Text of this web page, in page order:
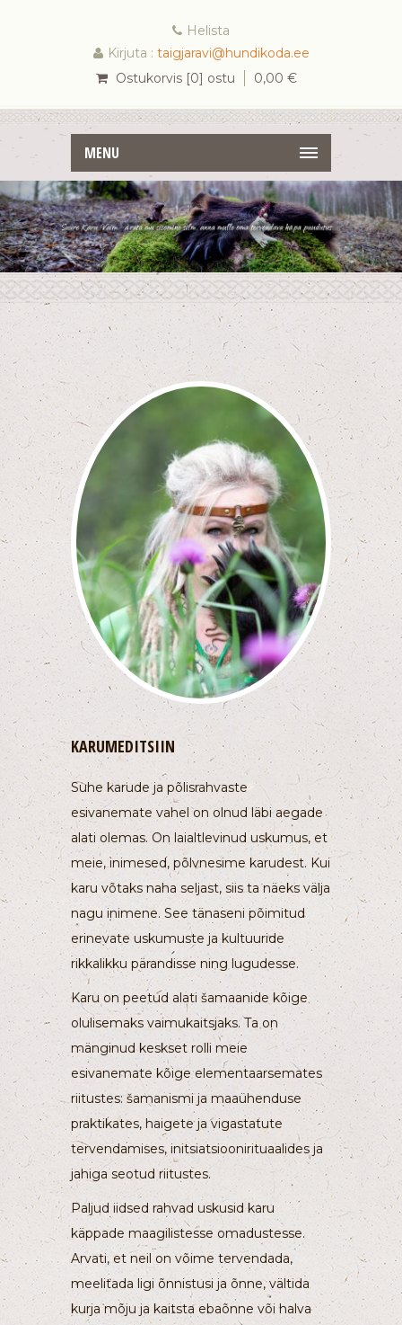
Helista
Kirjuta : taigjaravi@hundikoda.ee
Ostukorvis [0] ostu
0,00 €
MENU
KARUMEDITSIIN
Suhe karude ja põlisrahvaste
esivanemate vahel on olnud läbi aegade
alati olemas. On laialtlevinud uskumus, et
meie, inimesed, põlvnesime karudest. Kui
karu võtaks naha seljast, siis ta näeks välja
nagu inimene. See tänaseni põimitud
erinevate uskumuste ja kultuuride
rikkalikku pärandisse ning lugudesse.
Karu on peetud alati šamaanide kõige
olulisemaks vaimukaitsjaks. Ta on
mänginud keskset rolli meie
esivanemate kõige elementaarsemates
riitustes: šamanismi ja maaühenduse
praktikates, haigete ja vigastatute
tervendamises, initsiatsioonirituaalides ja
jahiga seotud riitustes.
Paljud iidsed rahvad uskusid karu
käppade maagilistesse omadustesse.
Arvati, et neil on võime tervendada,
meelitada ligi õnnistusi ja õnne, vältida
kurja mõju ja kaitsta ebaõnne või halva